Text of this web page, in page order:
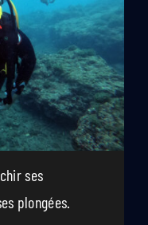
ses
plongées.